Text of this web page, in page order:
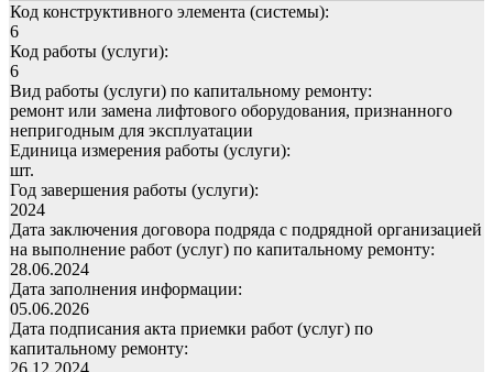
Код конструктивного элемента (системы):
6
Код работы (услуги):
6
Вид работы (услуги) по капитальному ремонту:
ремонт или замена лифтового оборудования, признанного
непригодным для эксплуатации
Единица измерения работы (услуги):
шт.
Год завершения работы (услуги):
2024
Дата заключения договора подряда с подрядной организацией
на выполнение работ (услуг) по капитальному ремонту:
28.06.2024
Дата заполнения информации:
05.06.2026
Дата подписания акта приемки работ (услуг) по
капитальному ремонту:
26.12.2024